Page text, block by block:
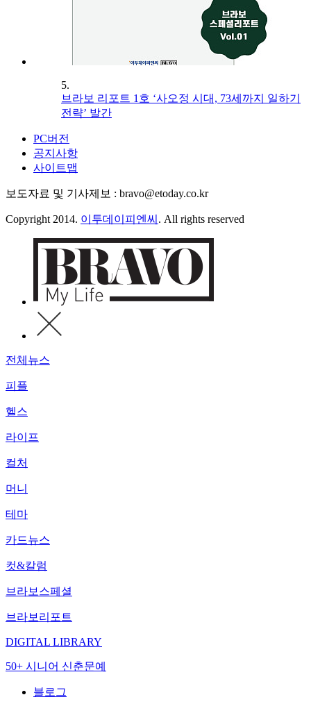
5.
브라보 리포트 1호 ‘사오정 시대, 73세까지 일하기
전략’ 발간
PC버전
공지사항
사이트맵
보도자료 및 기사제보 : bravo@etoday.co.kr
Copyright 2014. 이투데이피엔씨 . All rights reserved
전체뉴스
피플
헬스
라이프
컬처
머니
테마
카드뉴스
컷&칼럼
브라보스페셜
브라보리포트
DIGITAL LIBRARY
50+ 시니어 신춘문예
블로그